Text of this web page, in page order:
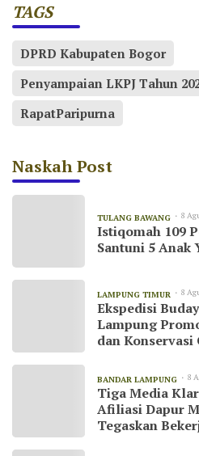
TAGS
DPRD Kabupaten Bogor
Penyampaian LKPJ Tahun
RapatParipurna
Naskah Post
TULANG BAWANG 8
Istiqomah 109
Santuni 5 Anak
LAMPUNG TIMUR 8
Ekspedisi
Lampung
dan Konservasi
BANDAR LAMPUNG 8
Tiga Media
Afiliasi Dapur
Tegaskan